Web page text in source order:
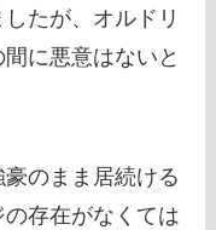
たが、オルドリ
に悪意はないと
のまま居続ける
存在がなくては